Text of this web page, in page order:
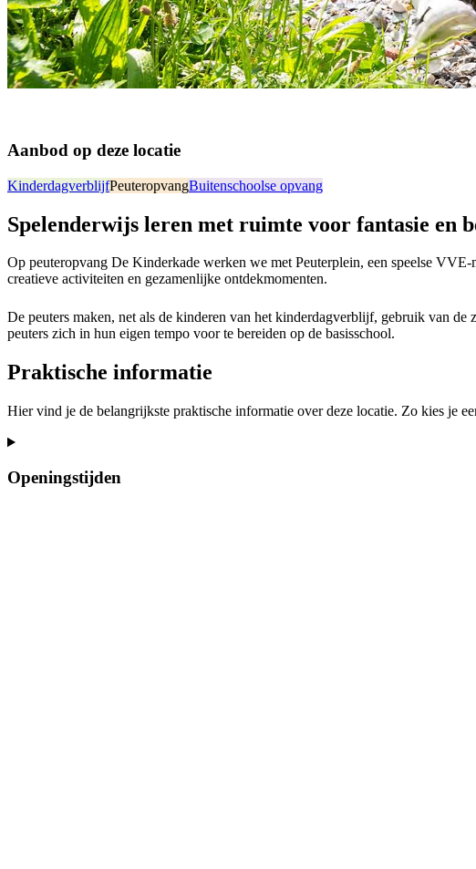
Aanbod op deze locatie
KinderdagverblijfPeuteropvangBuitenschoolse opvang
Spelenderwijs leren met ruimte voor fantasie en
Op peuteropvang De Kinderkade werken we met Peuterplein, een speelse
creatieve activiteiten en gezamenlijke ontdekmomenten.
De peuters maken, net als de kinderen van het kinderdagverblijf, gebruik van
peuters zich in hun eigen tempo voor te bereiden op de basisschool.
Praktische informatie
Hier vind je de belangrijkste praktische informatie over deze locatie. Zo kies je
Openingstijden